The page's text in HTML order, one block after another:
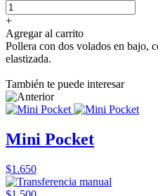
+
Agregar al carrito
Pollera con dos volados en bajo,
elastizada.
También te puede interesar
Mini Pocket
$1.650